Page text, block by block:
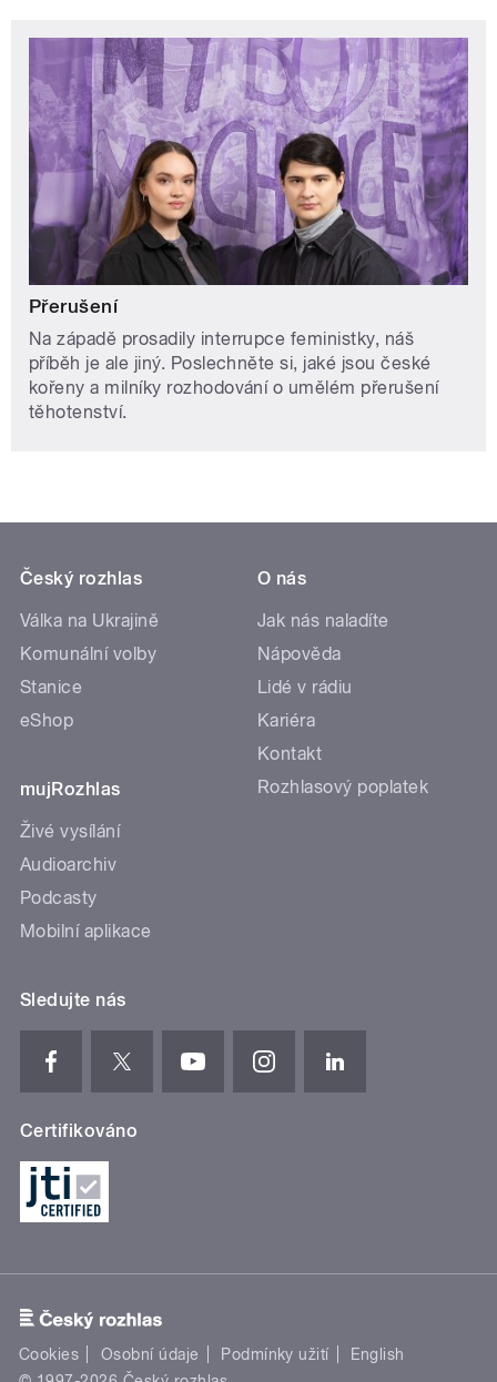
Přerušení
Na západě prosadily interrupce feministky, náš
příběh je ale jiný. Poslechněte si, jaké jsou české
kořeny a milníky rozhodování o umělém přerušení
těhotenství.
Český rozhlas
Válka na Ukrajině
Komunální volby
Stanice
eShop
mujRozhlas
Živé vysílání
Audioarchiv
Podcasty
Mobilní aplikace
O nás
Jak nás naladíte
Nápověda
Lidé v rádiu
Kariéra
Kontakt
Rozhlasový poplatek
Sledujte nás
Certifikováno
Cookies Osobní údaje Podmínky užití
English